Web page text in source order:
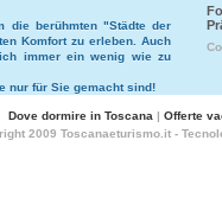
die berühmten "Städte der
Komfort zu erleben. Auch
immer ein wenig wie zu
nur für Sie gemacht sind!
Dove dormire in Toscana | Offerte
2009 Toscanaeturismo.it -